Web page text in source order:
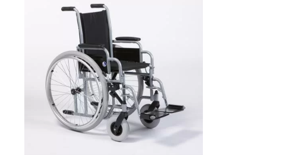
Домашняя медтехника
Экология дома
Товары для красоты и здоровья
Товары для врачей и мед.учреждений
Уникальные и полезные товары
Распродажа